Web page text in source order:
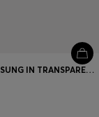
BRILLENFASSUNG IN TRANSPARENTEM GRÜN MIT LOGO-PLAKETTE